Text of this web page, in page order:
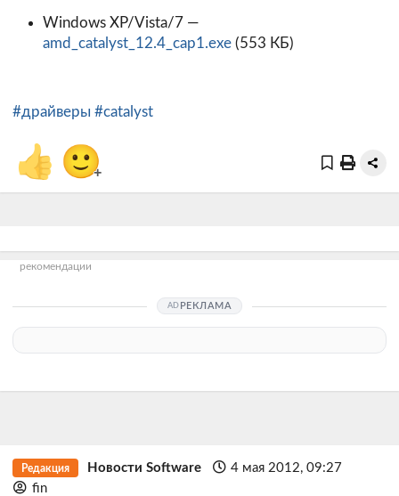
Windows XP/Vista/7 —
amd_catalyst_12.4_cap1.exe(553 КБ)
#драйверы #catalyst
👍 🙂
+
рекомендации
РЕКЛАМА
Редакция Новости Software
4 мая 2012, 09:27
fin